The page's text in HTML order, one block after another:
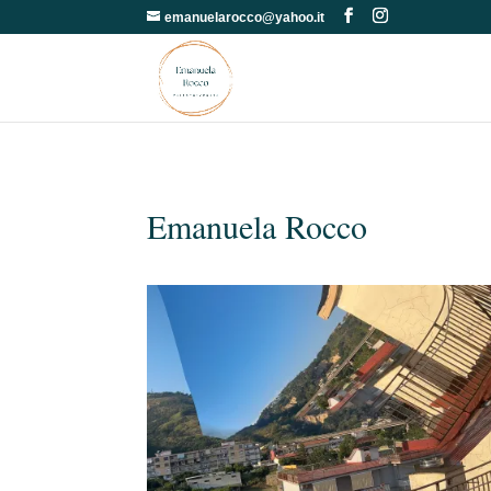
emanuelarocco@yahoo.it
Emanuela Rocco